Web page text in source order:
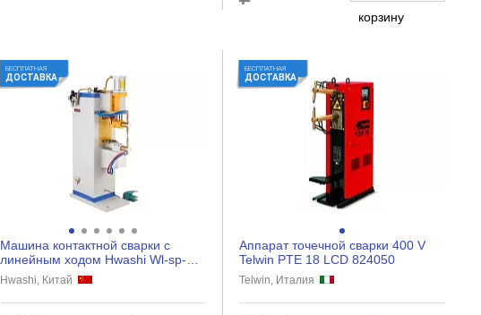
корзину
БЕСПЛАТНАЯ
ДОСТАВКА
Машина контактной сварки с
линейным ходом Hwashi Wl-sp-
25k 100580904
Hwashi, Китай
БЕСПЛАТНАЯ
ДОСТАВКА
Аппарат точечной сварки 400 V
Telwin PTE 18 LCD 824050
Telwin, Италия